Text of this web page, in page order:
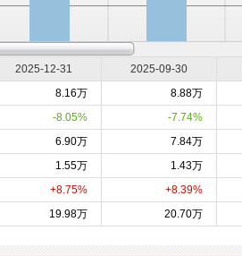
2025-12-31 2025-09-30
8.16万 8.88万
-8.05% -7.74%
6.90万 7.84万
1.55万 1.43万
+8.75% +8.39%
19.98万 20.70万